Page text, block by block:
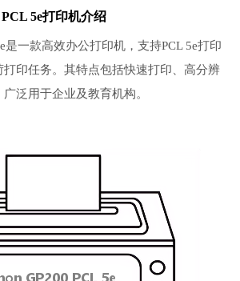
5e打印机介绍
是一款高效办公打印机，支持PCL 5e打印
印任务。其特点包括快速打印、高分辨
泛用于企业及教育机构。